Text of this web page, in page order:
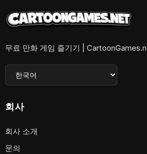
무료 만화 게임 즐기기 |
회사
회사 소개
문의